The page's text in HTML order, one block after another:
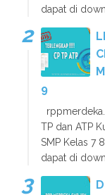
dapat di
9
TP dan ATP
SMP Kelas 7
dapat di